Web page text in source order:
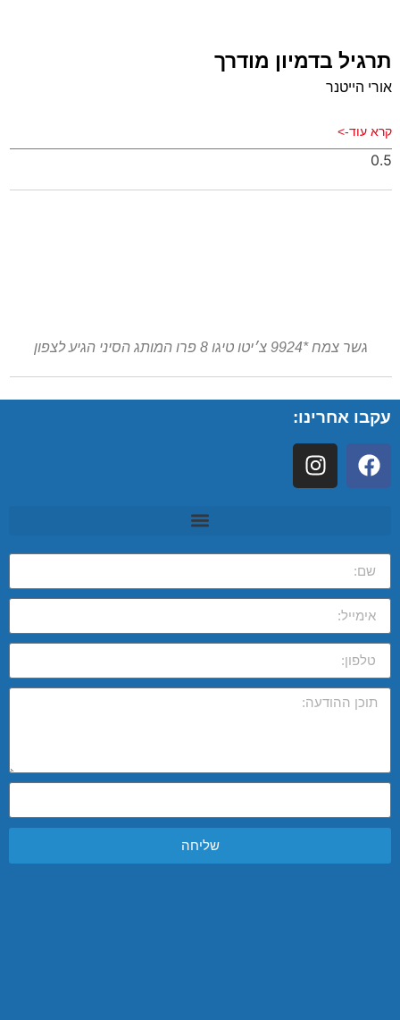
תרגיל בדמיון מודרך
אורי הייטנר
קרא עוד->
גשר צמח *9924 צ׳יטו טיגו 8 פרו המותג הסיני הגיע לצפון
עקבו אחרינו:
שליחה